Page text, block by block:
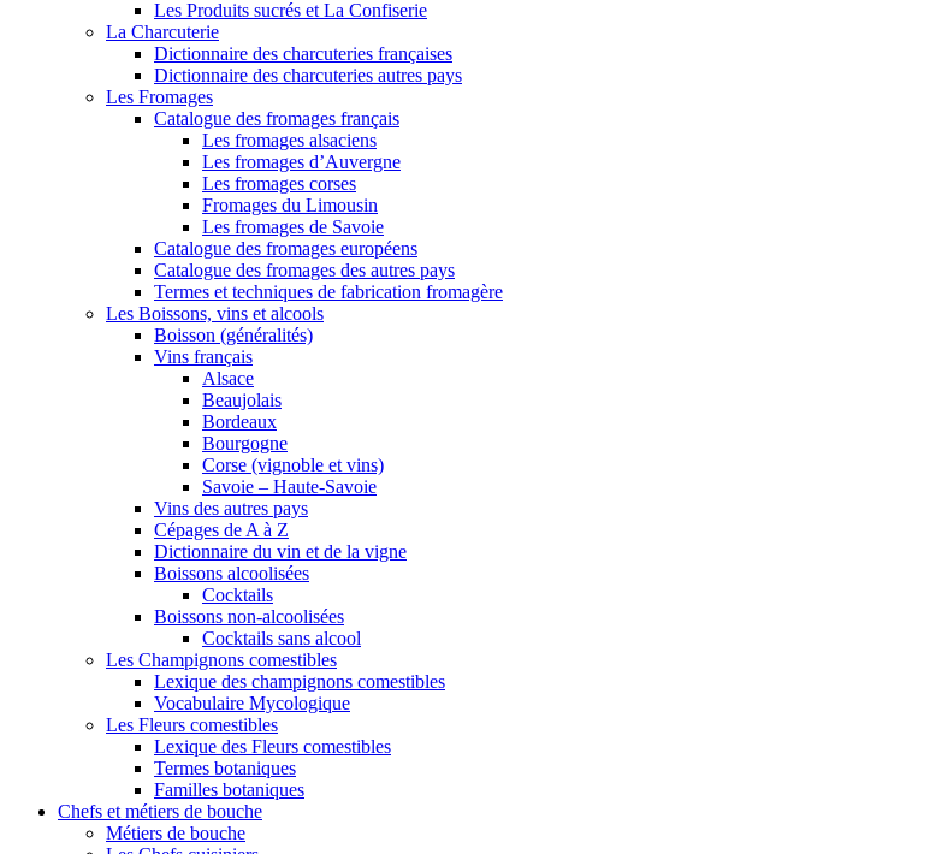
Les Produits sucrés et La Confiserie
La Charcuterie
Dictionnaire des charcuteries françaises
Dictionnaire des charcuteries autres pays
Les Fromages
Catalogue des fromages français
Les fromages alsaciens
Les fromages d’Auvergne
Les fromages corses
Fromages du Limousin
Les fromages de Savoie
Catalogue des fromages européens
Catalogue des fromages des autres pays
Termes et techniques de fabrication fromagère
Les Boissons, vins et alcools
Boisson (généralités)
Vins français
Alsace
Beaujolais
Bordeaux
Bourgogne
Corse (vignoble et vins)
Savoie – Haute-Savoie
Vins des autres pays
Cépages de A à Z
Dictionnaire du vin et de la vigne
Boissons alcoolisées
Cocktails
Boissons non-alcoolisées
Cocktails sans alcool
Les Champignons comestibles
Lexique des champignons comestibles
Vocabulaire Mycologique
Les Fleurs comestibles
Lexique des Fleurs comestibles
Termes botaniques
Familles botaniques
Chefs et métiers de bouche
Métiers de bouche